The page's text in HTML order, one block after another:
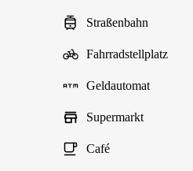
Straßenbahn
Fahrradstellplatz
Geldautomat
Supermarkt
Café